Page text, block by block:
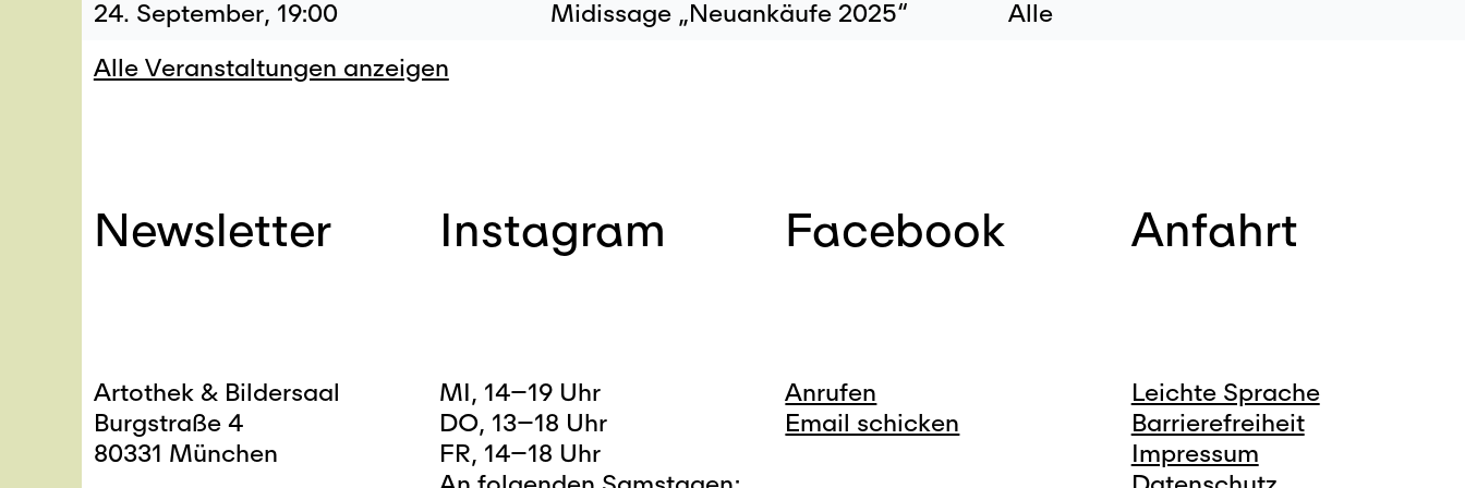
24. September, 19:00
Midissage „Neuankäufe 2025“
Alle
Alle Veranstaltungen anzeigen
Newsletter Instagram Facebook Anfahrt
Artothek & Bildersaal
Burgstraße 4
80331 München
MI, 14–19 Uhr
DO, 13–18 Uhr
FR, 14–18 Uhr
Anrufen
Email schicken
Leichte Sprache
Barrierefreiheit
Impressum